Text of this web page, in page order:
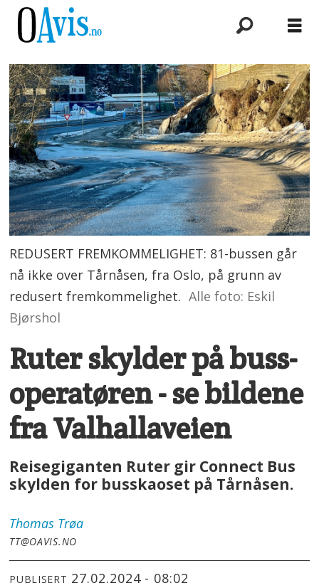
REDUSERT FREMKOMMELIGHET: 81-bussen går
nå ikke over Tårnåsen, fra Oslo, på grunn av
redusert fremkommelighet. Alle foto: Eskil
Bjørshol
Ruter skylder på buss-
operatøren - se bildene
fra Valhallaveien
Reisegiganten Ruter gir Connect Bus
skylden for busskaoset på Tårnåsen.
Thomas Trøa
TT@OAVIS.NO
PUBLISERT 27.02.2024 - 08:02